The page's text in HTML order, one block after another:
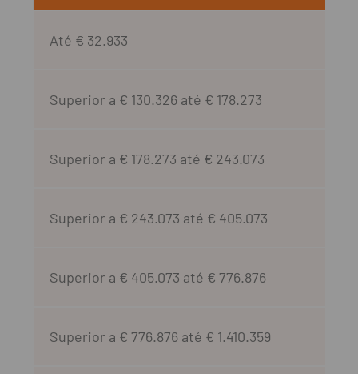
Até € 32.933
Superior a € 130.326 até € 178.273
Superior a € 178.273 até € 243.073
Superior a € 243.073 até € 405.073
Superior a € 405.073 até € 776.876
Superior a € 776.876 até € 1.410.359